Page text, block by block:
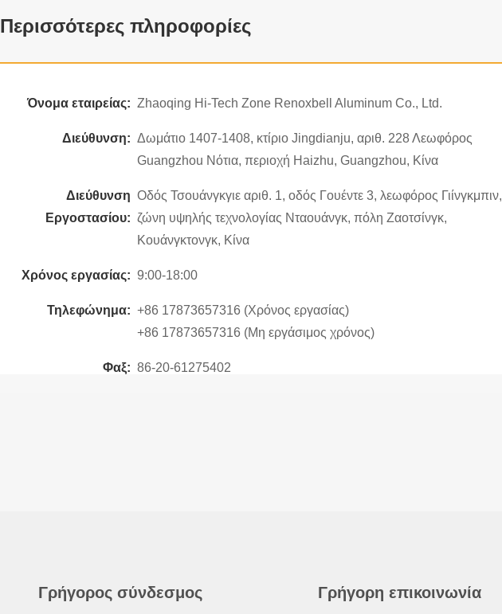
Περισσότερες πληροφορίες
Όνομα εταιρείας: Zhaoqing Hi-Tech Zone Renoxbell Aluminum Co., Ltd.
Διεύθυνση: Δωμάτιο 1407-1408, κτίριο Jingdianju, αριθ. 228 Λεωφόρος
Guangzhou Νότια, περιοχή Haizhu, Guangzhou, Κίνα
Διεύθυνση
Εργοστασίου:
Οδός Τσουάνγκγιε αριθ. 1, οδός Γουέντε 3, λεωφόρος Γιίνγκμπιν,
ζώνη υψηλής τεχνολογίας Νταουάνγκ, πόλη Ζαοτσίνγκ,
Κουάνγκτονγκ, Κίνα
Χρόνος εργασίας: 9:00-18:00
Τηλεφώνημα: +86 17873657316 (Χρόνος εργασίας)
+86 17873657316 (Μη εργάσιμος χρόνος)
Φαξ: 86-20-61275402
Γρήγορος σύνδεσμος Γρήγορη επικοινωνία